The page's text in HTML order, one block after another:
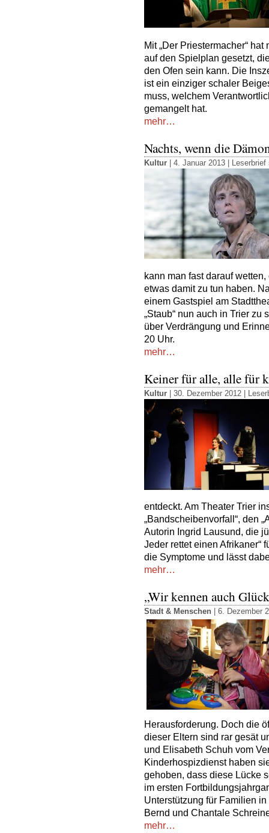
Mit „Der Priestermacher“
auf den Spielplan gesetzt,
den Ofen sein kann. Die
ist ein einziger schaler
muss, welchem
gemangelt hat.
mehr…
Nachts, wenn die
Kultur | 4. Januar 2013 |
kann man fast darauf
etwas damit zu tun haben.
einem Gastspiel am
„Staub“ nun auch in Trier
über Verdrängung und
20 Uhr.
mehr…
Keiner für alle, alle für
Kultur | 30. Dezember 2012 |
entdeckt. Am Theater Trier
„Bandscheibenvorfall“, den
Autorin Ingrid Lausund, die
Jeder rettet einen Afrikaner“
die Symptome und lässt
mehr…
„Wir kennen auch
Stadt & Menschen | 6. Dezember
Herausforderung. Doch die
dieser Eltern sind rar gesät
und Elisabeth Schuh vom
Kinderhospizdienst haben
gehoben, dass diese Lücke
im ersten
Unterstützung für Familien
Bernd und Chantale
mehr…